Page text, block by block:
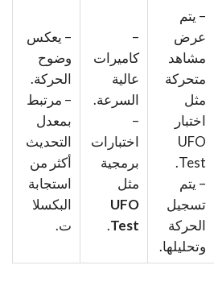
– يتم
عرض
مشاهد
متحركة
مثل
اختبار
UFO
Test.
– يتم
تسجيل
الحركة
وتحليلها.
–
كاميرات
عالية
السرعة.
–
اختبارات
برمجية
مثل
UFO
Test
.
– يعكس
وضوح
الحركة.
– مرتبط
بمعدل
التحديث
أكثر من
استجابة
البكسلا
ت.